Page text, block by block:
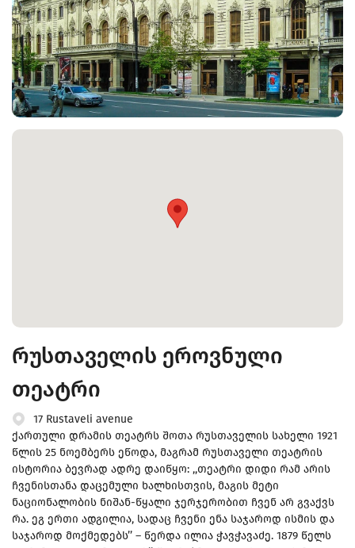
რუსთაველის ეროვნული
თეატრი
17 Rustaveli avenue
ქართული დრამის თეატრს შოთა რუსთაველის სახელი 1921
წლის 25 ნოემბერს ეწოდა, მაგრამ რუსთაველი თეატრის
ისტორია ბევრად ადრე დაიწყო: ,,თეატრი დიდი რამ არის
ჩვენისთანა დაცემული ხალხისთვის, მაგის მეტი
ნაციონალობის ნიშან-წყალი ჯერჯერობით ჩვენ არ გვაქვს
რა. ეგ ერთი ადგილია, სადაც ჩვენი ენა საჯაროდ ისმის და
საჯაროდ მოქმედებს’’ – წერდა ილია ჭავჭავაძე. 1879 წელს